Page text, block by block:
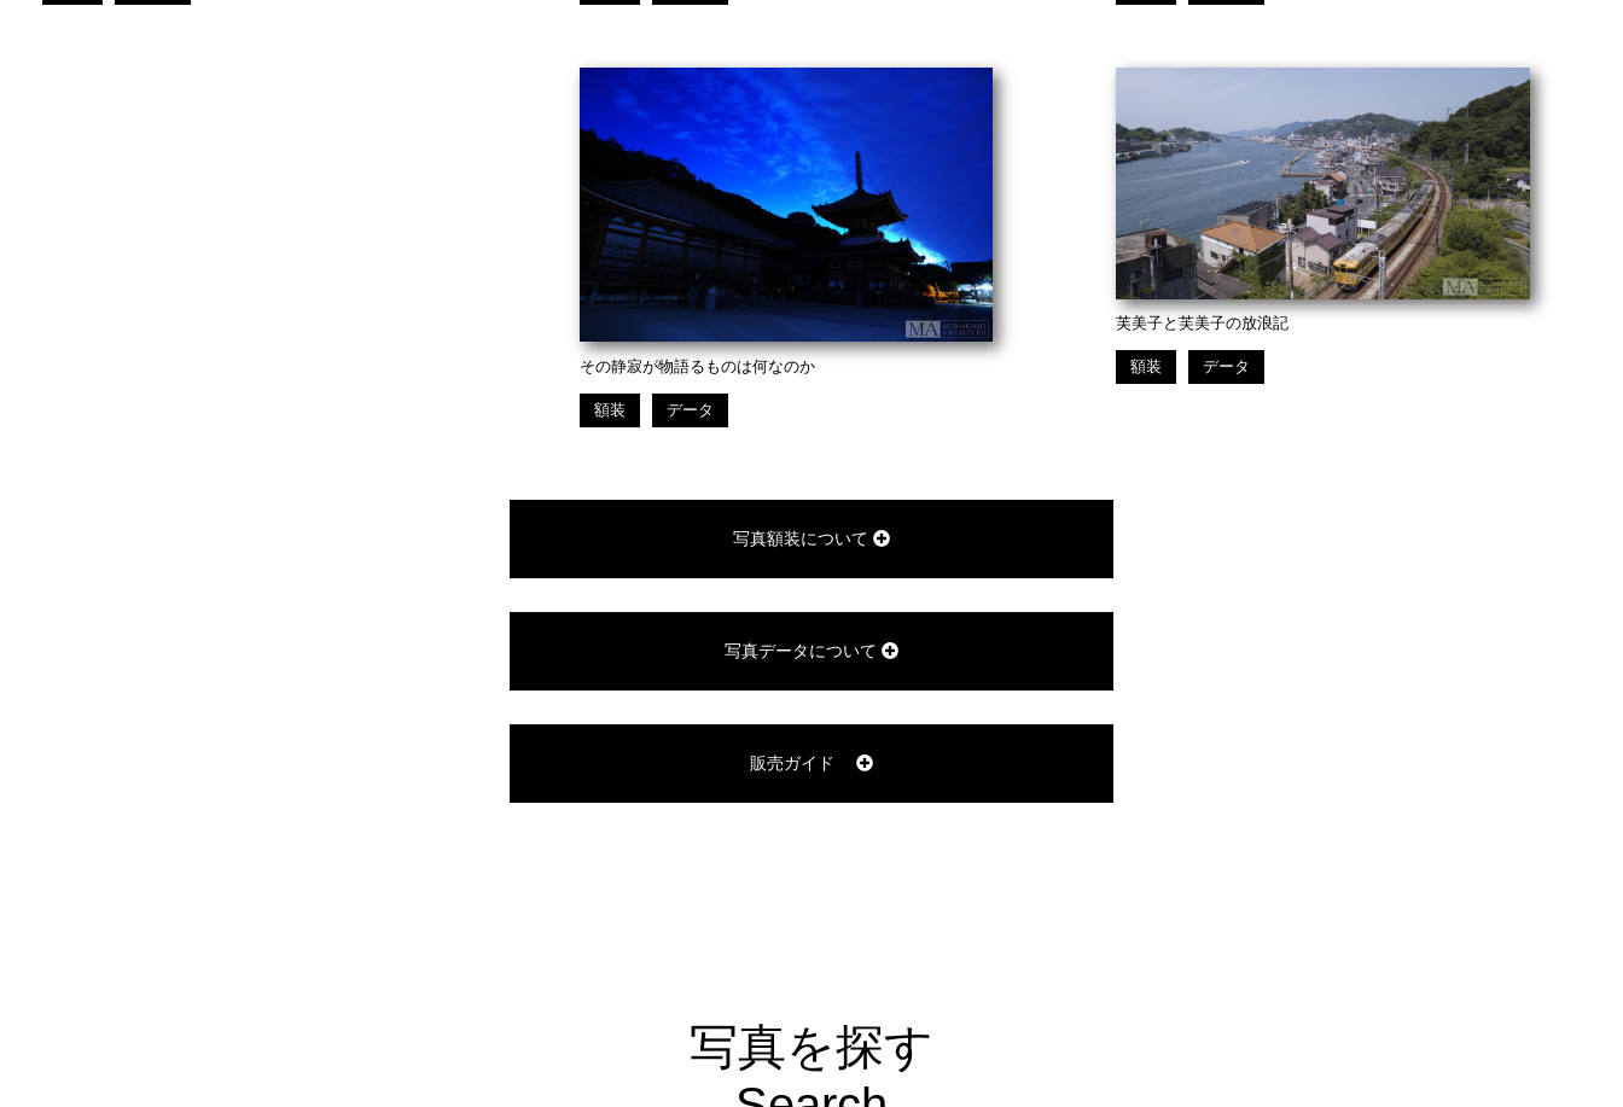
その静寂が物語るものは何なのか
額装 データ
芙美子と芙美子の放浪記
額装 データ
写真額装について
写真データについて
販売ガイド
写真を探す